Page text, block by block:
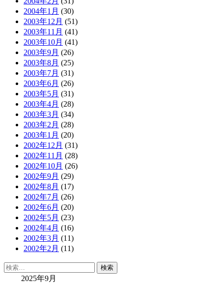
2004年1月 (30)
2003年12月 (51)
2003年11月 (41)
2003年10月 (41)
2003年9月 (26)
2003年8月 (25)
2003年7月 (31)
2003年6月 (26)
2003年5月 (31)
2003年4月 (28)
2003年3月 (34)
2003年2月 (28)
2003年1月 (20)
2002年12月 (31)
2002年11月 (28)
2002年10月 (26)
2002年9月 (29)
2002年8月 (17)
2002年7月 (26)
2002年6月 (20)
2002年5月 (23)
2002年4月 (16)
2002年3月 (11)
2002年2月 (11)
検
2025年9月